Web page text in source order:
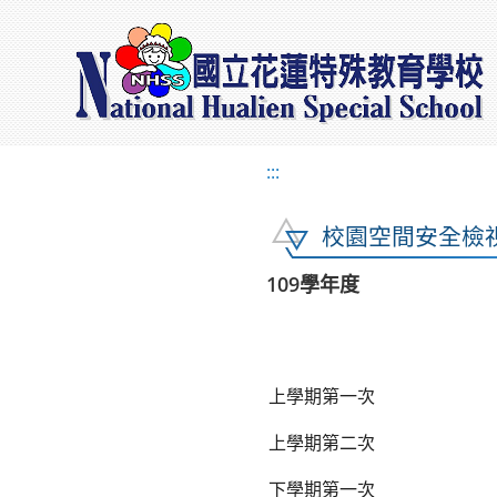
:::
校園空間安全檢
109學年度
上學期第一次
上學期第二次
下學期第一次